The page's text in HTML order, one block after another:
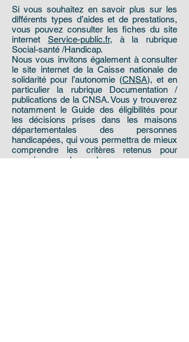
Si vous souhaitez en savoir plus sur les
différents types d’aides et de prestations,
vous pouvez consulter les fiches du site
internet Service-public.fr, à la rubrique
Social-santé /Handicap.
Nous vous invitons également à consulter
le site internet de la Caisse nationale de
solidarité pour l’autonomie (CNSA), et en
particulier la rubrique Documentation /
publications de la CNSA. Vous y trouverez
notamment le Guide des éligibilités pour
les décisions prises dans les maisons
départementales des personnes
handicapées, qui vous permettra de mieux
comprendre les critères retenus pour
examiner vos demandes.